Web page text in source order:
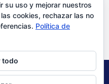
2019 | Todos los derechos
su uso y mejorar nuestros
cookies, rechazar las no
Política de
todo